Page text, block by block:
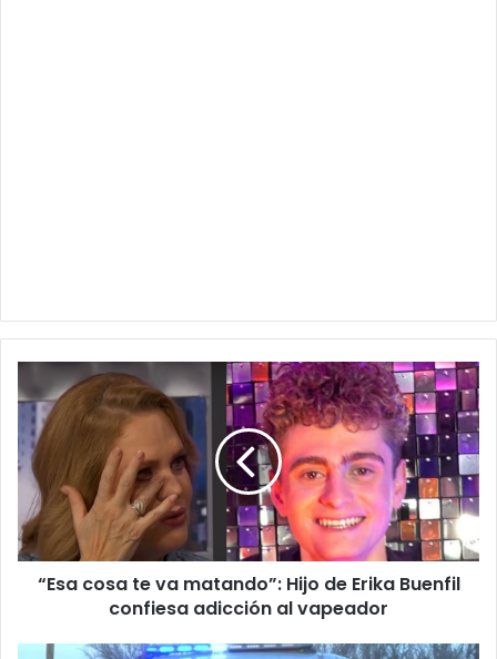
“Esa
cosa
va
matando”:
Hijo
de
Erika
Buenfil
confiesa
vapeador
“Esa cosa te va matando”: Hijo de Erika Buenfil
confiesa adicción al vapeador
Muere